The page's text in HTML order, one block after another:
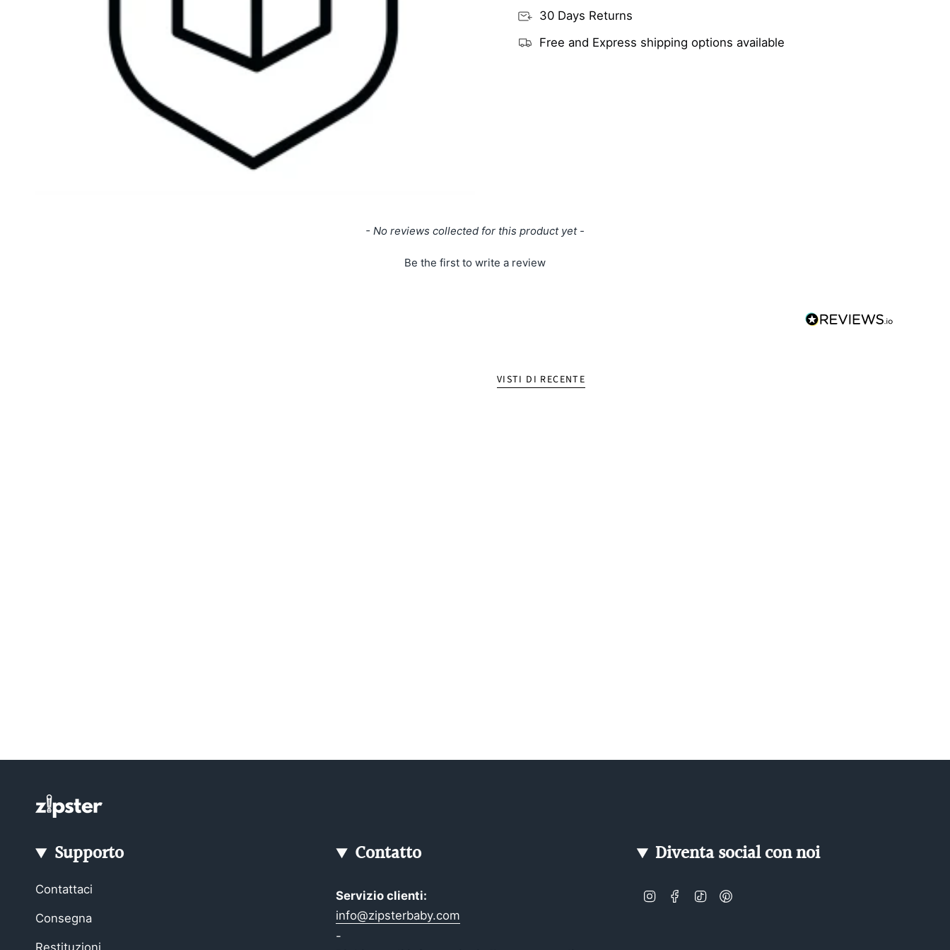
30 Days Returns
Free and Express shipping options available
- No reviews collected for this product yet -
Be the first to write a review
VISTI DI RECENTE
Supporto
Contattaci
Consegna
Contatto
Servizio clienti:
info@zipsterbaby.com
-
Diventa social con noi
InstagramFacebook
TikTokPinterest